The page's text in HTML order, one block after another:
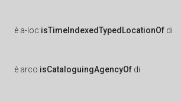
è a-loc:isTimeIndexedTypedLocationOf di
è arco:isCataloguingAgencyOf di